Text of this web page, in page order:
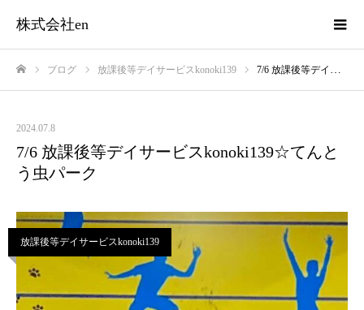
株式会社en
ブログ 放課後等デイサービスkonoki139 7/6 放課後等デイサービスkonoki139☆てんとう虫パーク
2024.07.8
7/6 放課後等デイサービスkonoki139☆てんと
う虫パーク
放課後等デイサービスkonoki139